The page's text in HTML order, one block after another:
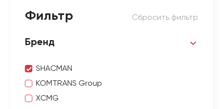
Фильтр Сбросить фильтр
Бренд
SHACMAN
KOMTRANS Group
XCMG